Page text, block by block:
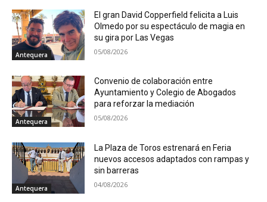
Antequera
El gran David Copperfield felicita a Luis
Olmedo por su espectáculo de magia en
su gira por Las Vegas
05/08/2026
Antequera
Convenio de colaboración entre
Ayuntamiento y Colegio de Abogados
para reforzar la mediación
05/08/2026
Antequera
La Plaza de Toros estrenará en Feria
nuevos accesos adaptados con rampas y
sin barreras
04/08/2026